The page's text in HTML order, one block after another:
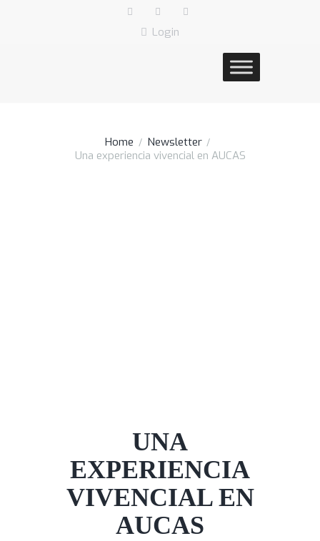
Login
Home
Newsletter
Una experiencia vivencial en AUCAS
UNA
EXPERIENCIA
VIVENCIAL EN
AUCAS